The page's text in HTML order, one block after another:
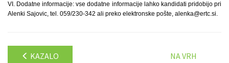
VI. Dodatne informacije: vse dodatne informacije lahko kandidati pridobijo pri
Alenki Sajovic, tel. 059/230-342 ali preko elektronske pošte, alenka@ertc.si.
KAZALO NA VRH